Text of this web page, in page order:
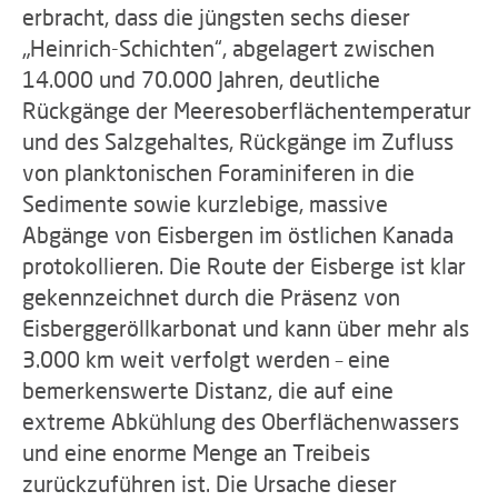
erbracht, dass die jüngsten sechs dieser
„Heinrich-Schichten“, abgelagert zwischen
14.000 und 70.000 Jahren, deutliche
Rückgänge der Meeresoberflächentemperatur
und des Salzgehaltes, Rückgänge im Zufluss
von planktonischen Foraminiferen in die
Sedimente sowie kurzlebige, massive
Abgänge von Eisbergen im östlichen Kanada
protokollieren. Die Route der Eisberge ist klar
gekennzeichnet durch die Präsenz von
Eisberggeröllkarbonat und kann über mehr als
3.000 km weit verfolgt werden – eine
bemerkenswerte Distanz, die auf eine
extreme Abkühlung des Oberflächenwassers
und eine enorme Menge an Treibeis
zurückzuführen ist. Die Ursache dieser